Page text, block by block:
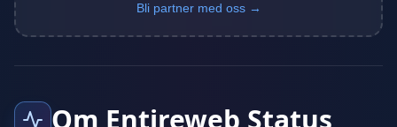
Bli partner med oss →